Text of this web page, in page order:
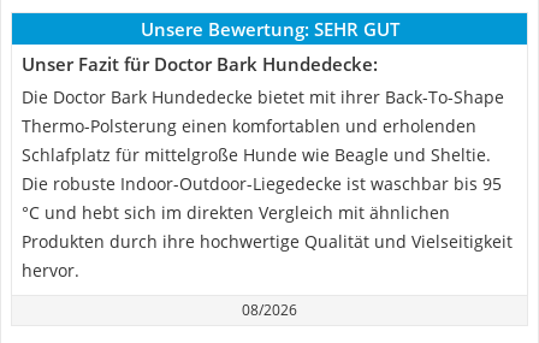
Unsere Bewertung: SEHR GUT
Unser Fazit für Doctor Bark Hundedecke:
Die Doctor Bark Hundedecke bietet mit ihrer Back-To-Shape
Thermo-Polsterung einen komfortablen und erholenden
Schlafplatz für mittelgroße Hunde wie Beagle und Sheltie.
Die robuste Indoor-Outdoor-Liegedecke ist waschbar bis 95
°C und hebt sich im direkten Vergleich mit ähnlichen
Produkten durch ihre hochwertige Qualität und Vielseitigkeit
hervor.
08/2026